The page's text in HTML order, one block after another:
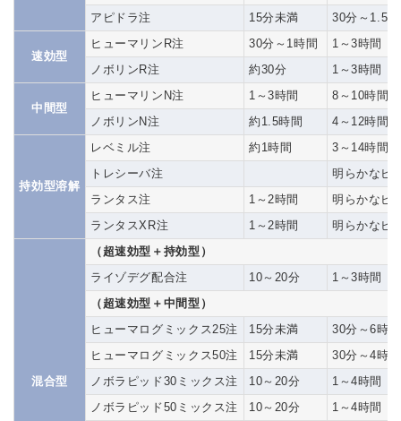
アピドラ注
15分未満 30分～1.5
速効型
ヒューマリンR注 30分～1時間
1～3時間
ノボリンR注
約30分 1～3時間
中間型
ヒューマリンN注 1～3時間
8～10時間
ノボリンN注
約1.5時間 4～12時間
持効型溶解
レベミル注 約1時間
3～14時間
トレシーバ注
明らかなピ
ランタス注
1～2時間
明らかなピ
ランタスXR注
1～2時間 明らかなピ
混合型
（超速効型＋持効型）
ライゾデグ配合注
10～20分
1～3時間
（超速効型＋中間型）
ヒューマログミックス25注
15分未満
30分～6時間
ヒューマログミックス50注
15分未満
30分～4時間
ノボラピッド30ミックス注
10～20分
1～4時間
ノボラピッド50ミックス注
10～20分
1～4時間